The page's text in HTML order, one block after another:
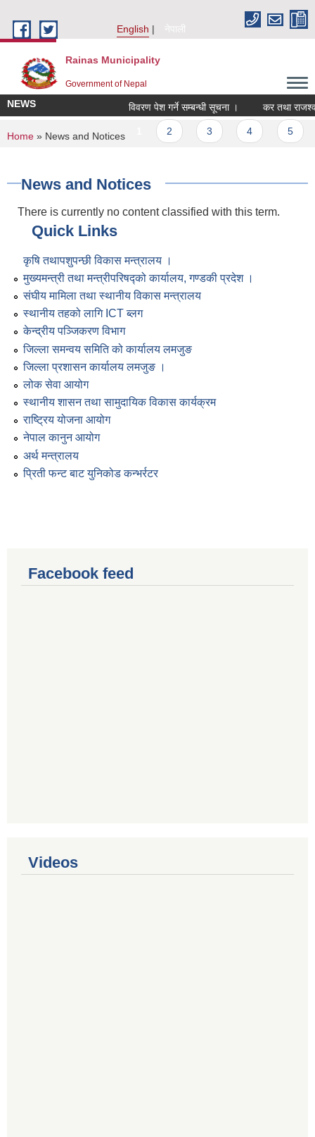
English
नेपाली
Rainas Municipality
Government of Nepal
NEWS विवरण पेश गर्ने सम्बन्धी सूचना । कर तथा
Pages
2 3 4 5
You are here
Home » News and Notices
News and Notices
There is currently no content classified with this term.
Quick Links
कृषि तथापशुपन्छी विकास मन्त्रालय ।
मुख्यमन्त्री तथा मन्त्रीपरिषद्को कार्यालय, गण्डकी प्रदेश ।
संघीय मामिला तथा स्थानीय विकास मन्त्रालय
स्थानीय तहको लागि ICT ब्लग
केन्द्रीय पञ्जिकरण विभाग
जिल्ला समन्वय समिति को कार्यालय लमजुङ
जिल्ला प्रशासन कार्यालय लमजुङ ।
लोक सेवा आयोग
स्थानीय शासन तथा सामुदायिक विकास कार्यक्रम
राष्ट्रिय योजना आयोग
नेपाल कानुन आयोग
अर्थ मन्त्रालय
प्रिती फन्ट बाट युनिकोड कन्भर्रटर
Facebook feed
Videos